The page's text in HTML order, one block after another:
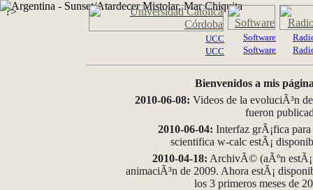
?>
UCC
UCC
Software
Software
Bienvenidos a mis
2010-06-08: Videos de la evoluciÃ³n
fueron
2010-06-04: Interfaz grÃ¡fica
scientifica w-calc estÃ¡
2010-04-18: ArchivÃ© (aÃºn
animaciÃ³n de 2009. Ahora estÃ¡
los 3 primeros meses de